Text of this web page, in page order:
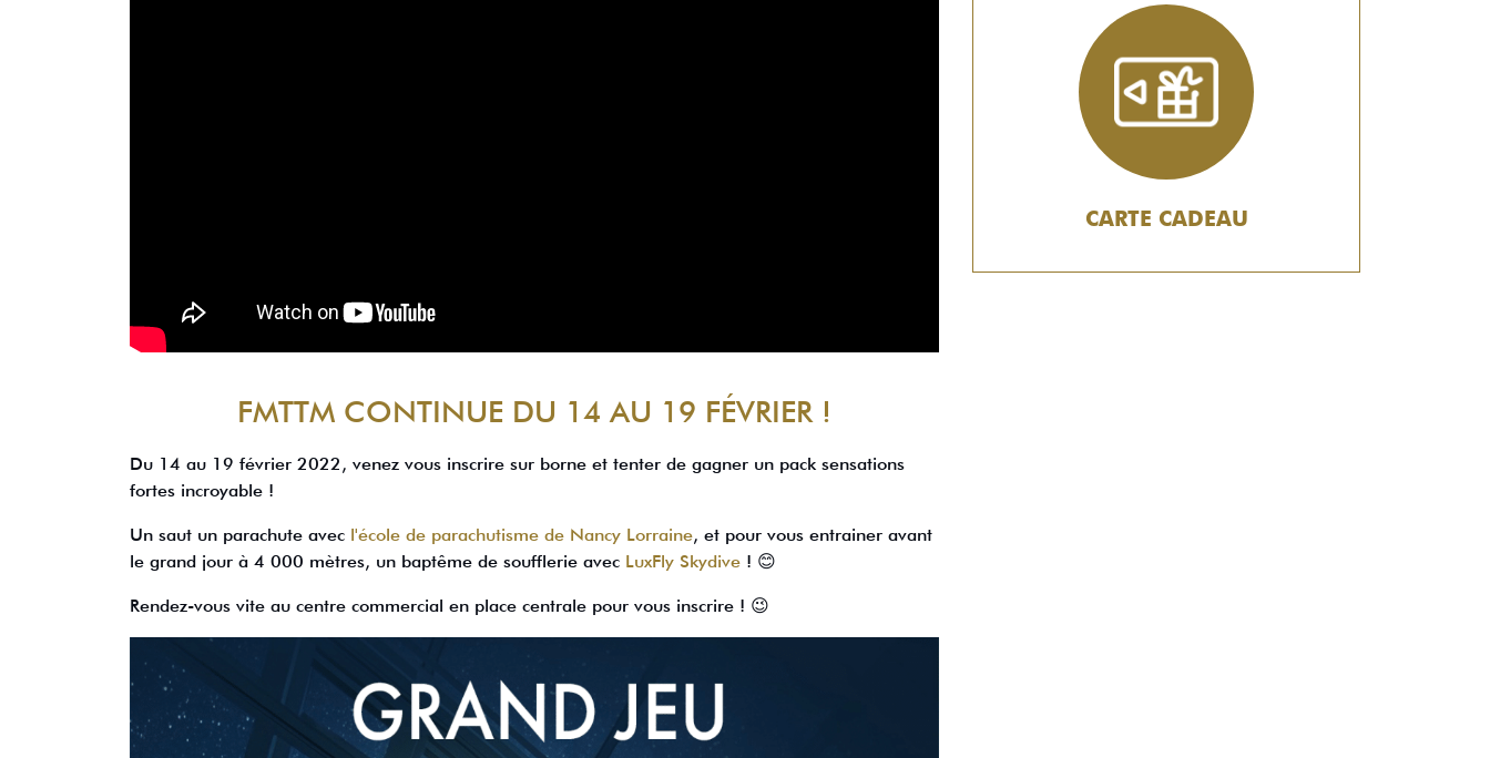
FMTTM CONTINUE DU 14 AU 19 FÉVRIER !
Du 14 au 19 février 2022, venez vous inscrire sur borne et tenter de gagner un pack sensations
fortes incroyable !
Un saut un parachute avec l'école de parachutisme de Nancy Lorraine, et pour vous entrainer avant
le grand jour à 4 000 mètres, un baptême de soufflerie avec LuxFly Skydive ! 😊
Rendez-vous vite au centre commercial en place centrale pour vous inscrire ! 😉
CARTE CADEAU